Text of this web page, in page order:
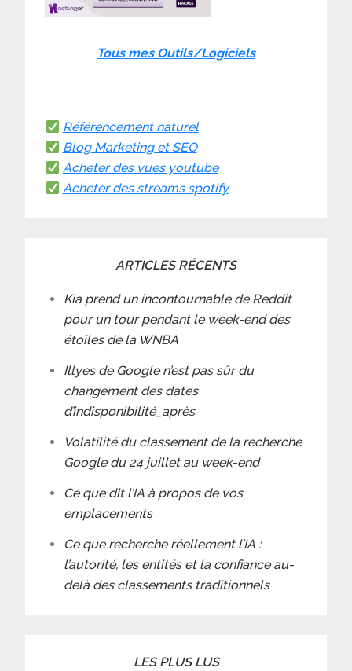
Tous mes Outils/Logiciels
Référencement naturel
Blog Marketing et SEO
Acheter des vues youtube
Acheter des streams spotify
ARTICLES RÉCENTS
Kia prend un incontournable de Reddit
pour un tour pendant le week-end des
étoiles de la WNBA
Illyes de Google n’est pas sûr du
changement des dates
d’indisponibilité_après
Volatilité du classement de la recherche
Google du 24 juillet au week-end
Ce que dit l’IA à propos de vos
emplacements
Ce que recherche réellement l’IA :
l’autorité, les entités et la confiance au-
delà des classements traditionnels
LES PLUS LUS